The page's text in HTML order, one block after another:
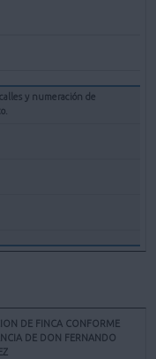
y numeración de
DE FINCA CONFORME
DE DON FERNANDO